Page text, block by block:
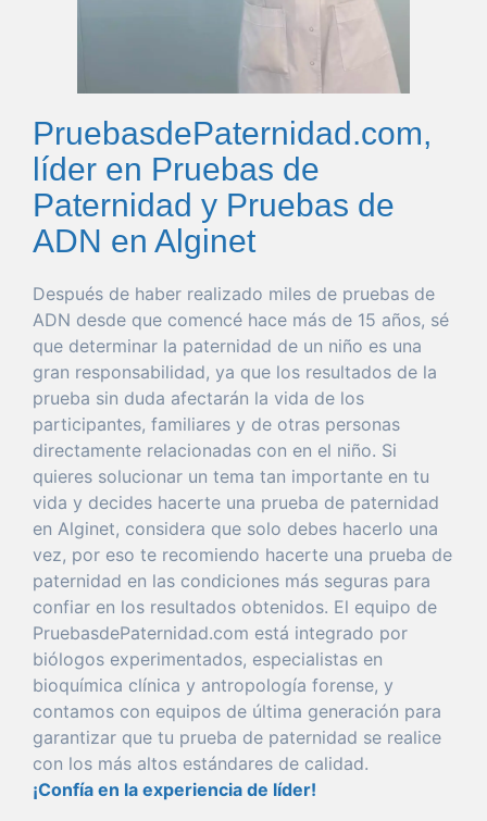
PruebasdePaternidad.com,
líder en Pruebas de
Paternidad y Pruebas de
ADN en Alginet
Después de haber realizado miles de pruebas de
ADN desde que comencé hace más de 15 años, sé
que determinar la paternidad de un niño es una
gran responsabilidad, ya que los resultados de la
prueba sin duda afectarán la vida de los
participantes, familiares y de otras personas
directamente relacionadas con en el niño. Si
quieres solucionar un tema tan importante en tu
vida y decides hacerte una prueba de paternidad
en Alginet, considera que solo debes hacerlo una
vez, por eso te recomiendo hacerte una prueba de
paternidad en las condiciones más seguras para
confiar en los resultados obtenidos. El equipo de
PruebasdePaternidad.com está integrado por
biólogos experimentados, especialistas en
bioquímica clínica y antropología forense, y
contamos con equipos de última generación para
garantizar que tu prueba de paternidad se realice
con los más altos estándares de calidad.
¡Confía en la experiencia de líder!